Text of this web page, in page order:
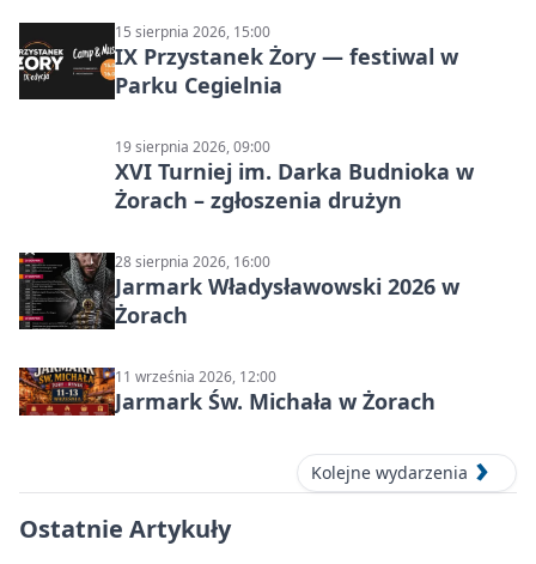
15 sierpnia 2026, 15:00
IX Przystanek Żory — festiwal w
Parku Cegielnia
19 sierpnia 2026, 09:00
XVI Turniej im. Darka Budnioka w
Żorach – zgłoszenia drużyn
28 sierpnia 2026, 16:00
Jarmark Władysławowski 2026 w
Żorach
11 września 2026, 12:00
Jarmark Św. Michała w Żorach
Kolejne wydarzenia
Ostatnie Artykuły